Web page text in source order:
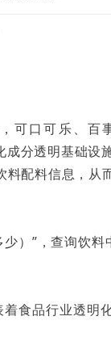
可口可乐、百
成分透明基础
配料信息，从
）”，查询饮料
食品行业透明